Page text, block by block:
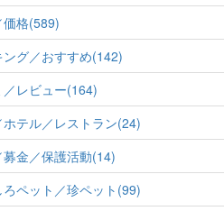
価格(589)
ング／おすすめ(142)
／レビュー(164)
テル／レストラン(24)
金／保護活動(14)
ろペット／珍ペット(99)